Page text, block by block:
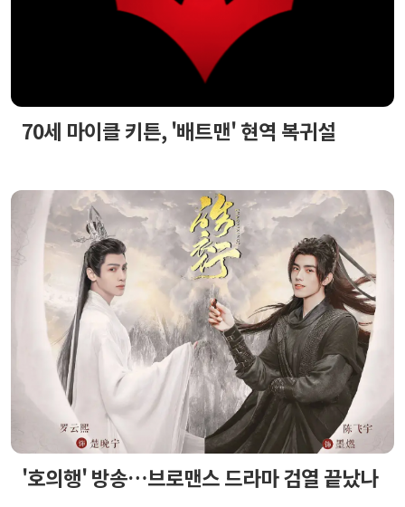
70세 마이클 키튼, '배트맨' 현역 복귀설
'호의행' 방송…브로맨스 드라마 검열 끝났나